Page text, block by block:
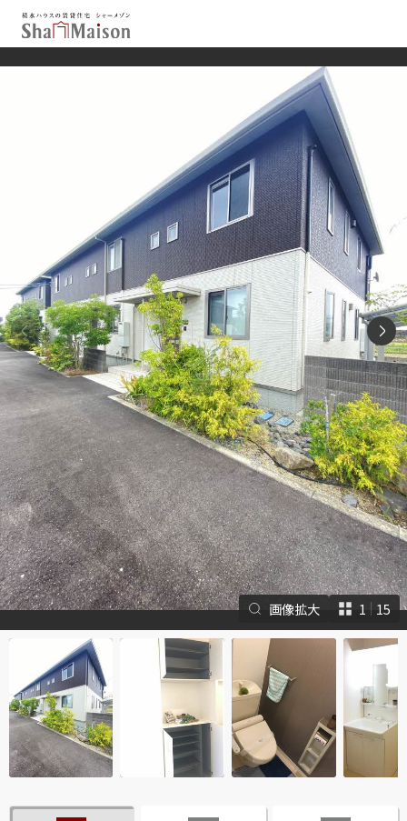
東北
関東
関西
中国・四国
九州
市区郡・路線・駅から探す
通勤・通学時間から探す
地図から探す
人気のカテゴリから探す
シャーメゾンとは
シャーメゾンセレクショ
ン
ルームツアー 動画ギャラリー
画像拡大 1 15